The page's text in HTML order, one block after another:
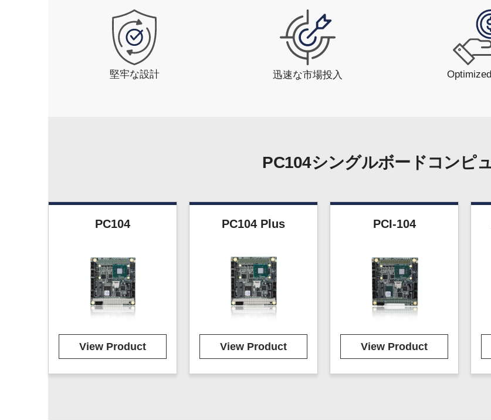
堅牢な設計 迅速な市場投入
PC104シングルボードコンピ
PC104
View Product
PC104 Plus
View Product
PCI-104
View Product